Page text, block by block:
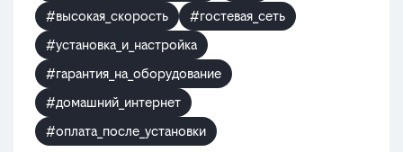
#высокая_скорость
#гостевая_сеть
#установка_и_настройка
#гарантия_на_оборудование
#домашний_интернет
#оплата_после_установки